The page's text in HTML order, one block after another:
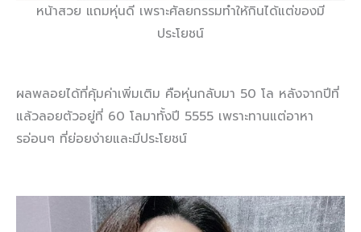
หน้าสวย แถมหุ่นดี เพราะศัลยกรรมทำให้กินได้แต่ของมี
ประโยชน์
ผลพลอยได้ที่คุ้มค่าเพิ่มเติม คือหุ่นกลับมา 50 โล หลังจากปีที่
แล้วลอยตัวอยู่ที่ 60 โลมาทั้งปี 5555 เพราะทานแต่อาหา
รอ่อนๆ ที่ย่อยง่ายและมีประโยชน์